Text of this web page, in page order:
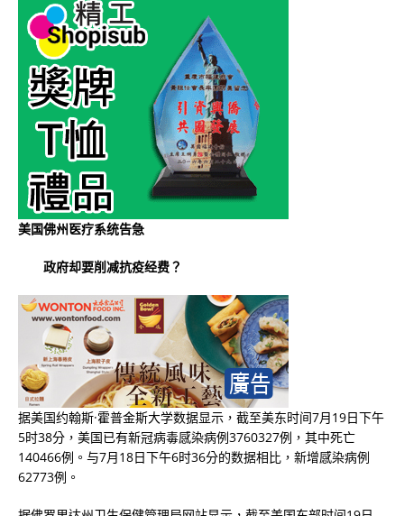
美国佛州医疗系统告急
政府却要削减抗疫经费？
据美国约翰斯·霍普金斯大学数据显示，截至美东时间7月19日下午
5时38分，美国已有新冠病毒感染病例3760327例，其中死亡
140466例。与7月18日下午6时36分的数据相比，新增感染病例
62773例。